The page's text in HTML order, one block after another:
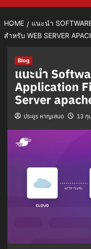
HOME
แนะนำ
สำหรับ WEB SERVER
Blog
แนะนำ
Application
Server
ประยูร หาญเสมอ 13 กุ